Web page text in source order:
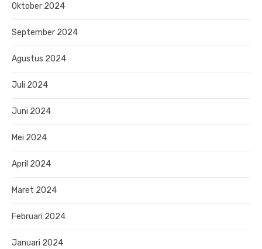
Oktober 2024
September 2024
Agustus 2024
Juli 2024
Juni 2024
Mei 2024
April 2024
Maret 2024
Februari 2024
Januari 2024